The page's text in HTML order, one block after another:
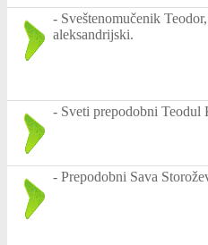
- Sveštenomučenik
aleksandrijski.
- Sveti prepodobni Teodul
- Prepodobni Sava